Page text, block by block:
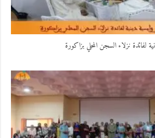
لفائدة نزلاء السجن المحلي بزاكورة